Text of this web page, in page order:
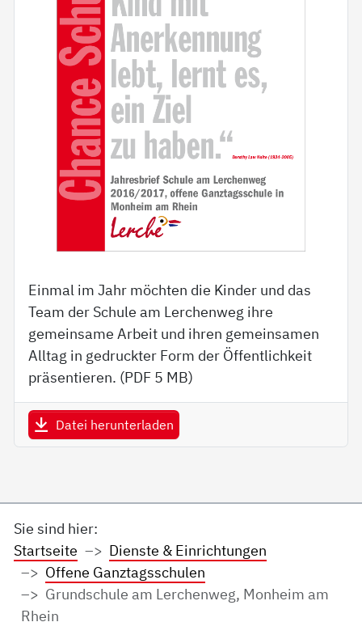
Einmal im Jahr möchten die Kinder und das
Team der Schule am Lerchenweg ihre
gemeinsame Arbeit und ihren gemeinsamen
Alltag in gedruckter Form der Öffentlichkeit
präsentieren. (PDF 5 MB)
Datei herunterladen
Sie sind hier:
Startseite
Dienste & Einrichtungen
Offene Ganztagsschulen
Grundschule am Lerchenweg, Monheim am
Rhein